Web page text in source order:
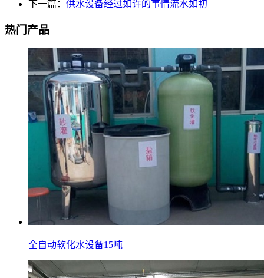
下一篇： 供水设备经过如许的事情流水如初
热门产品
全自动软化水设备15吨